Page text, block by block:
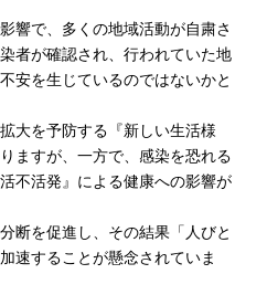
響で、多くの地域活動が自粛さ
者が確認され、行われていた地
安を生じているのではないかと
大を予防する『新しい生活様
ますが、一方で、感染を恐れる
不活発』による健康への影響が
断を促進し、その結果「人びと
速することが懸念されていま